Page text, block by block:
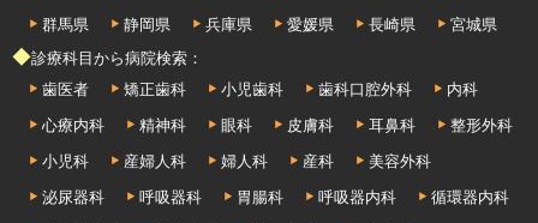
群馬県
静岡県 兵庫県 愛媛県 長崎県
宮城県
◆診療科目から病院検索：
歯医者
矯正歯科 小児歯科 歯科口腔外科
内科
心療内科
精神科 眼科 皮膚科 耳鼻科
整形外科
小児科
産婦人科 婦人科 産科
美容外科
泌尿器科
呼吸器科 胃腸科 呼吸器内科
循環器内科